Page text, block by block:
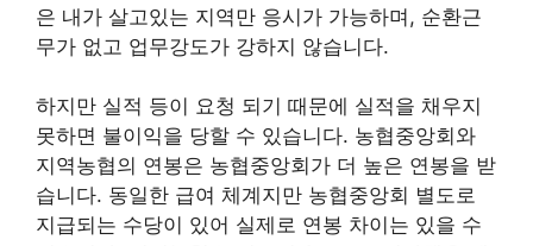
은 내가 살고있는 지역만 응시가 가능하며, 순환근
무가 없고 업무강도가 강하지 않습니다.
하지만 실적 등이 요청 되기 때문에 실적을 채우지
못하면 불이익을 당할 수 있습니다. 농협중앙회와
지역농협의 연봉은 농협중앙회가 더 높은 연봉을 받
습니다. 동일한 급여 체계지만 농협중앙회 별도로
지급되는 수당이 있어 실제로 연봉 차이는 있을 수